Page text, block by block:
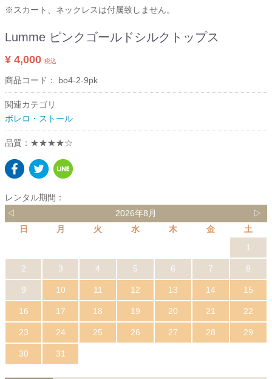
※スカート、ネックレスは付属致しません。
Lumme ピンクゴールドシルクトップス
¥ 4,000 税込
商品コード： bo4-2-9pk
関連カテゴリ
ボレロ・ストール
品質：★★★★☆
レンタル期間：
◁
2026年8月
▷
日
月 火 水 木 金
土
1
2 3 4 5 6 7 8
9 10 11 12 13 14 15
16 17 18 19 20 21 22
23 24 25 26 27 28 29
30 31